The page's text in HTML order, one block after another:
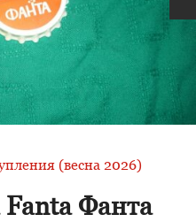
(весна 2026)
Фанта